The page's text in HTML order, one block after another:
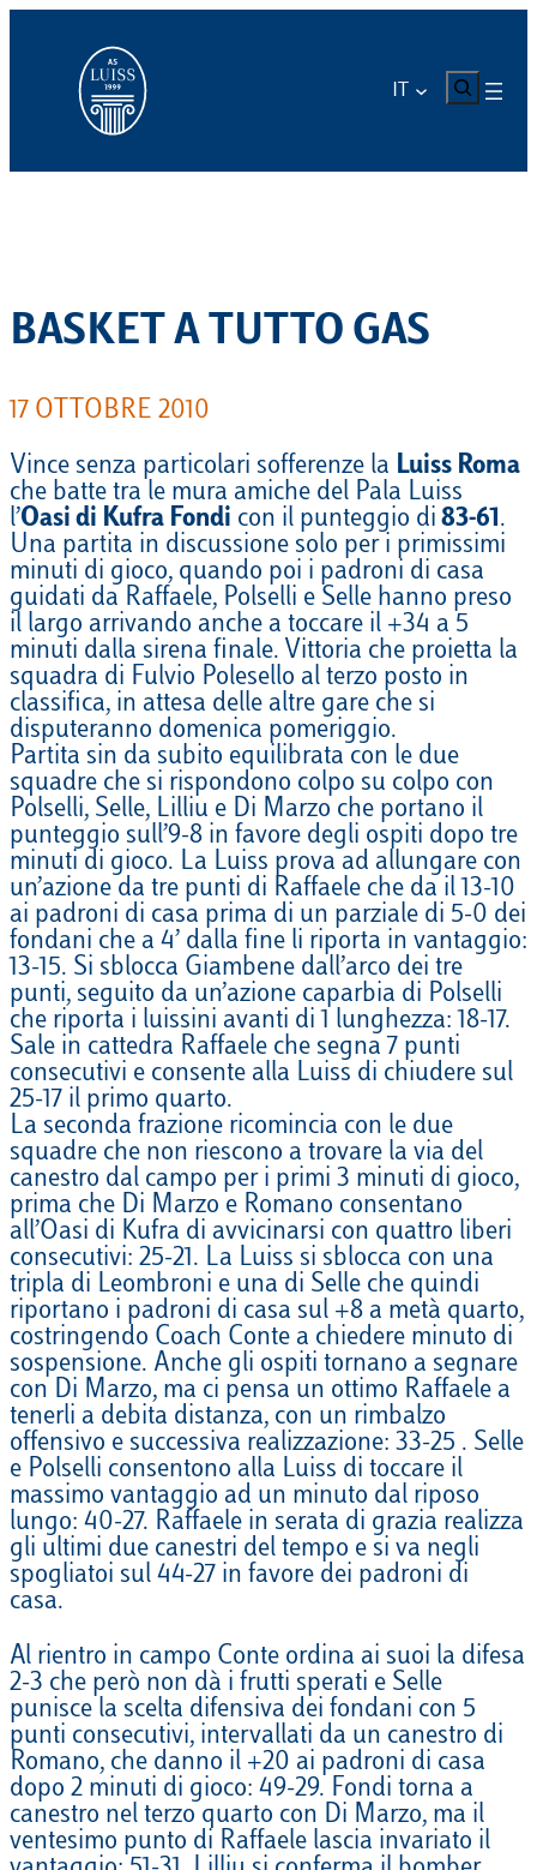
contenuto
CERCA
BASKET A TUTTO GAS
17 OTTOBRE 2010
Vince senza particolari sofferenze la Luiss Roma
che batte tra le mura amiche del Pala Luiss
l’Oasi di Kufra Fondi con il punteggio di 83-61.
Una partita in discussione solo per i primissimi
minuti di gioco, quando poi i padroni di casa
guidati da Raffaele, Polselli e Selle hanno preso
il largo arrivando anche a toccare il +34 a 5
minuti dalla sirena finale. Vittoria che proietta la
squadra di Fulvio Polesello al terzo posto in
classifica, in attesa delle altre gare che si
disputeranno domenica pomeriggio.
Partita sin da subito equilibrata con le due
squadre che si rispondono colpo su colpo con
Polselli, Selle, Lilliu e Di Marzo che portano il
punteggio sull’9-8 in favore degli ospiti dopo tre
minuti di gioco. La Luiss prova ad allungare con
un’azione da tre punti di Raffaele che da il 13-10
ai padroni di casa prima di un parziale di 5-0 dei
fondani che a 4’ dalla fine li riporta in vantaggio:
13-15. Si sblocca Giambene dall’arco dei tre
punti, seguito da un’azione caparbia di Polselli
che riporta i luissini avanti di 1 lunghezza: 18-17.
Sale in cattedra Raffaele che segna 7 punti
consecutivi e consente alla Luiss di chiudere sul
25-17 il primo quarto.
La seconda frazione ricomincia con le due
squadre che non riescono a trovare la via del
canestro dal campo per i primi 3 minuti di gioco,
prima che Di Marzo e Romano consentano
all’Oasi di Kufra di avvicinarsi con quattro liberi
consecutivi: 25-21. La Luiss si sblocca con una
tripla di Leombroni e una di Selle che quindi
riportano i padroni di casa sul +8 a metà quarto,
costringendo Coach Conte a chiedere minuto di
sospensione. Anche gli ospiti tornano a segnare
con Di Marzo, ma ci pensa un ottimo Raffaele a
tenerli a debita distanza, con un rimbalzo
offensivo e successiva realizzazione: 33-25 . Selle
e Polselli consentono alla Luiss di toccare il
massimo vantaggio ad un minuto dal riposo
lungo: 40-27. Raffaele in serata di grazia realizza
gli ultimi due canestri del tempo e si va negli
spogliatoi sul 44-27 in favore dei padroni di
casa.
Al rientro in campo Conte ordina ai suoi la difesa
2-3 che però non dà i frutti sperati e Selle
punisce la scelta difensiva dei fondani con 5
punti consecutivi, intervallati da un canestro di
Romano, che danno il +20 ai padroni di casa
dopo 2 minuti di gioco: 49-29. Fondi torna a
canestro nel terzo quarto con Di Marzo, ma il
ventesimo punto di Raffaele lascia invariato il